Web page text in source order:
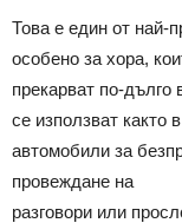
Това е един от най-
особено за хора,
прекарват по-
се използват както в
автомобили за
провеждане на
разговори или